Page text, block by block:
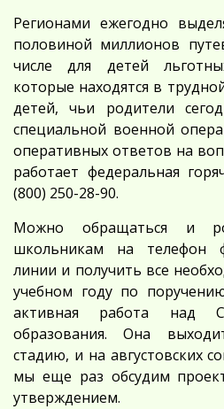
Регионами ежегодно
половиной миллионов
числе для детей
которые находятся в
детей, чьи родители
специальной военной
оперативных ответов на
работает федеральная
(800) 250-28-90.
Можно обращаться и
школьникам на телефон
линии и получить все
учебном году по
активная работа над
образования. Она
стадию, и на августовских
мы еще раз обсудим
утверждением.